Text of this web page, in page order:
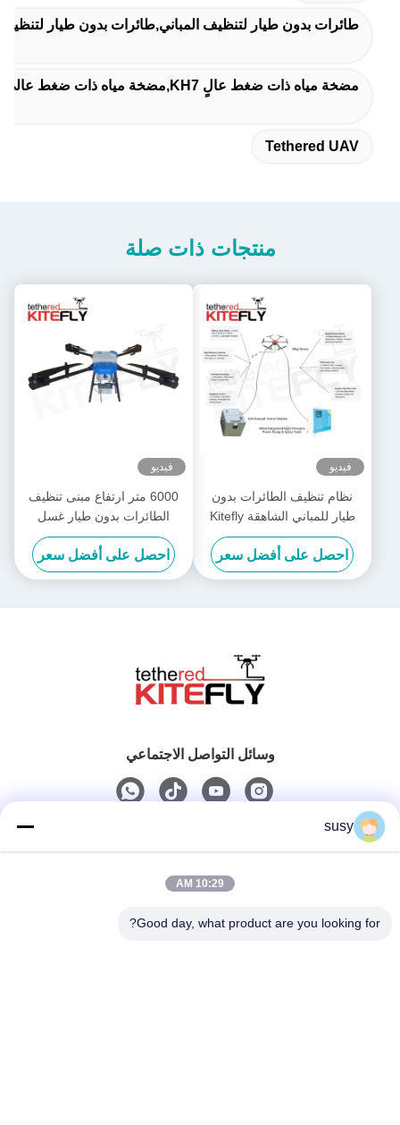
طائرات بدون طيار لتنظيف المباني,طائرات بدون طيار
مضخة مياه ذات ضغط عالٍ KH7,مضخة مياه ذات ضغط عالي
Tethered UAV
منتجات ذات صلة
فيديو
نظام تنظيف الطائرات بدون
طيار للمباني الشاهقة Kitefly
احصل على أفضل سعر
فيديو
6000 متر ارتفاع مبنى تنظيف
الطائرات بدون طيار غسل
الطاقة الطائرات بدون طيار SF-
90X-150 الطائرة السحرية
احصل على أفضل سعر
وسائل التواصل الاجتماعي
0086-19952400441
susy
10:29 AM
Good day, what product are you looking for?